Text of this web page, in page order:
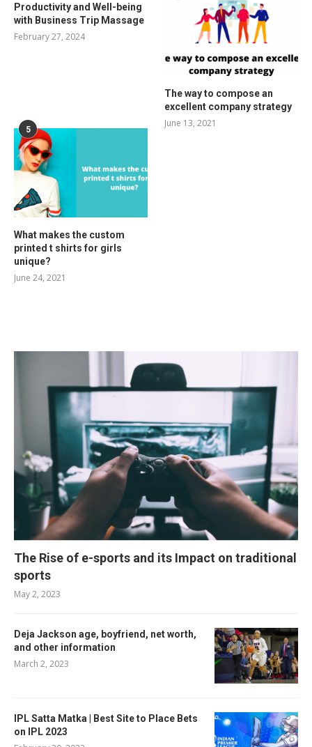
Productivity and Well-being
with Business Trip Massage
February 27, 2024
The way to compose an
excellent company strategy
June 13, 2021
5
What makes the custom
printed t shirts for girls
unique?
June 24, 2021
The Rise of e-sports and its Impact on traditional
sports
May 2, 2023
Deja Jackson age, boyfriend, net worth,
and other information
March 2, 2023
IPL Satta Matka | Best Site to Place Bets
on IPL 2023